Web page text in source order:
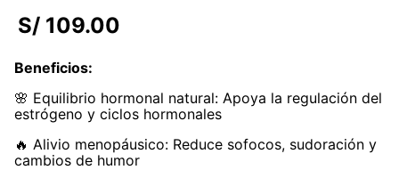
8.
stevia
9.
ashwagandha
10. clorofila
S/ 109.00
Beneficios:
🌸 Equilibrio hormonal natural: Apoya la regulación del
estrógeno y ciclos hormonales
🔥 Alivio menopáusico: Reduce sofocos, sudoración y
cambios de humor